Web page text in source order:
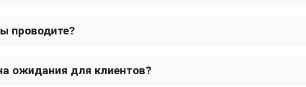
проводите?
ожидания для клиентов?